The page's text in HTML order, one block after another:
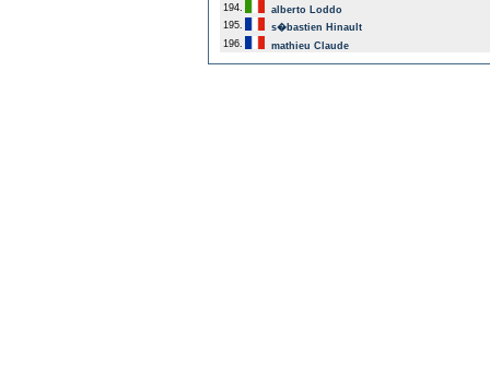
194.
alberto Loddo
195.
s�bastien Hinault
196.
mathieu Claude